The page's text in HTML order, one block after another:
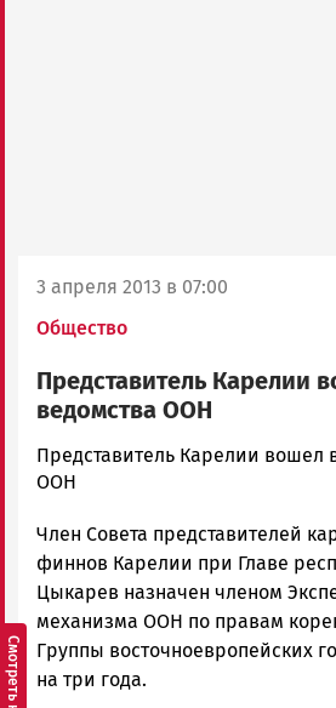
3 апреля 2013 в 07:00
Общество
Представитель Карелии
ведомства ООН
admintimur
Новости
и
Карелии
|
Петрозаводск
ГОВОРИТ
Представитель Карелии вошел
ООН
Член Совета представителей
финнов Карелии при Главе
Цыкарев назначен членом
механизма ООН по правам
Группы восточноевропейских
на три года.